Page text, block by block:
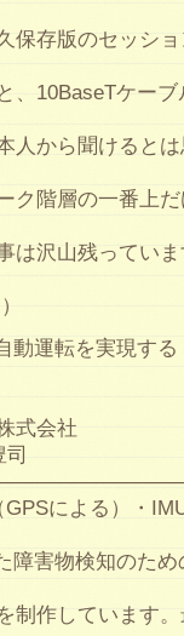
保存版のセッシ
、10BaseTケー
人から聞けると
ク階層の一番上
は沢山残ってい
動運転を実現す
式会社
による）・
障害物検知のた
制作しています